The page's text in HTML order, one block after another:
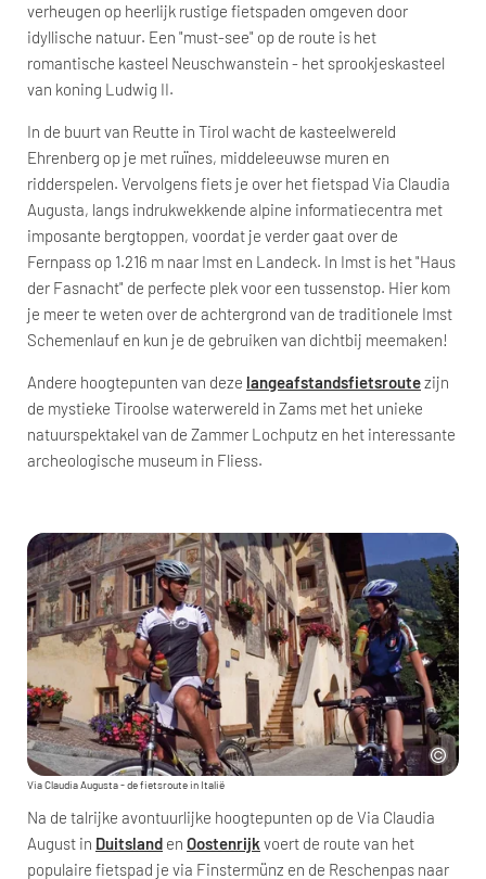
verheugen op heerlijk rustige fietspaden omgeven door
idyllische natuur. Een "must-see" op de route is het
romantische kasteel Neuschwanstein - het sprookjeskasteel
van koning Ludwig II.
In de buurt van Reutte in Tirol wacht de kasteelwereld
Ehrenberg op je met ruïnes, middeleeuwse muren en
ridderspelen. Vervolgens fiets je over het fietspad Via Claudia
Augusta, langs indrukwekkende alpine informatiecentra met
imposante bergtoppen, voordat je verder gaat over de
Fernpass op 1.216 m naar Imst en Landeck. In Imst is het "Haus
der Fasnacht" de perfecte plek voor een tussenstop. Hier kom
je meer te weten over de achtergrond van de traditionele Imst
Schemenlauf en kun je de gebruiken van dichtbij meemaken!
Andere hoogtepunten van deze langeafstandsfietsroutezijn
de mystieke Tiroolse waterwereld in Zams met het unieke
natuurspektakel van de Zammer Lochputz en het interessante
archeologische museum in Fliess.
Via Claudia Augusta - de fietsroute in Italië
Na de talrijke avontuurlijke hoogtepunten op de Via Claudia
August in Duitsland en Oostenrijk voert de route van het
populaire fietspad je via Finstermünz en de Reschenpas naar